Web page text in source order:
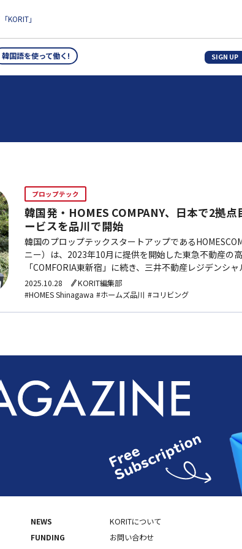
KORIT」
韓国語を使って働く! SIGN UP
プロップテック
韓国発・HOMES COMPANY、日本で2拠
ービスを品川で開始
韓国のプロップテックスタートアップである
ニー）は、2023年10月に提供を開始した東急不動産の
「COMFORIA東新宿」に続き、三井不動産レジデンシ
クシス品川南大井パークフロント」にて、新たに10室の
2025.10.28
KORIT編集部
#HOMES Shinagawa #ホームズ品川 #コリビング
NEWS
FUNDING
KORITについて
お問い合わせ